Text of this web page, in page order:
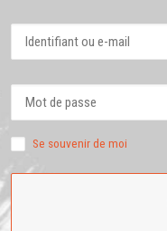
Se souvenir de moi